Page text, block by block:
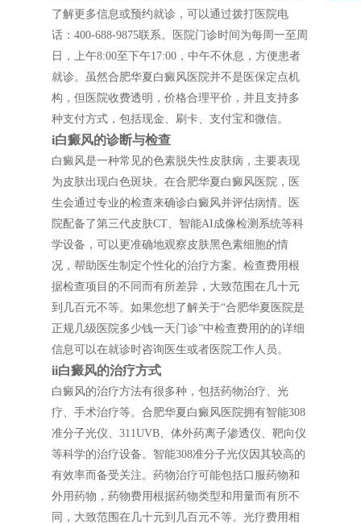
了解更多信息或预约就诊，可以通过拨打医院电
话：400-688-9875联系。医院门诊时间为每周一至周
日，上午8:00至下午17:00，中午不休息，方便患者
就诊。虽然合肥华夏白癜风医院并不是医保定点机
构，但医院收费透明，价格合理平价，并且支持多
种支付方式，包括现金、刷卡、支付宝和微信。
i白癜风的诊断与检查
白癜风是一种常见的色素脱失性皮肤病，主要表现
为皮肤出现白色斑块。在合肥华夏白癜风医院，医
生会通过专业的检查来确诊白癜风并评估病情。医
院配备了第三代皮肤CT、智能AI成像检测系统等科
学设备，可以更准确地观察皮肤黑色素细胞的情
况，帮助医生制定个性化的治疗方案。检查费用根
据检查项目的不同而有所差异，大致范围在几十元
到几百元不等。如果您想了解关于“合肥华夏医院是
正规几级医院多少钱一天门诊”中检查费用的的详细
信息可以在就诊时咨询医生或者医院工作人员。
ii白癜风的治疗方式
白癜风的治疗方法有很多种，包括药物治疗、光
疗、手术治疗等。合肥华夏白癜风医院拥有智能308
准分子光仪、311UVB、体外药离子渗透仪、靶向仪
等科学的治疗设备。智能308准分子光仪因其较高的
有效率而备受关注。药物治疗可能包括口服药物和
外用药物，药物费用根据药物类型和用量而有所不
同，大致范围在几十元到几百元不等。光疗费用相